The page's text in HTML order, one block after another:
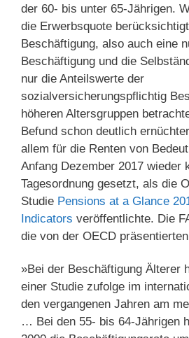
der 60- bis unter 65-Jährigen.
die Erwerbsquote
Beschäftigung, also auch eine
Beschäftigung und die
nur die Anteilswerte der
sozialversicherungspflichtig
höheren Altersgruppen
Befund schon deutlich
allem für die Renten von
Anfang Dezember 2017 wieder
Tagesordnung gesetzt, als die
Studie Pensions at a Glance
Indicators veröffentlichte. Die
die von der OECD
»Bei der Beschäftigung Älterer
einer Studie zufolge im
den vergangenen Jahren am
… Bei den 55- bis 64-Jährigen